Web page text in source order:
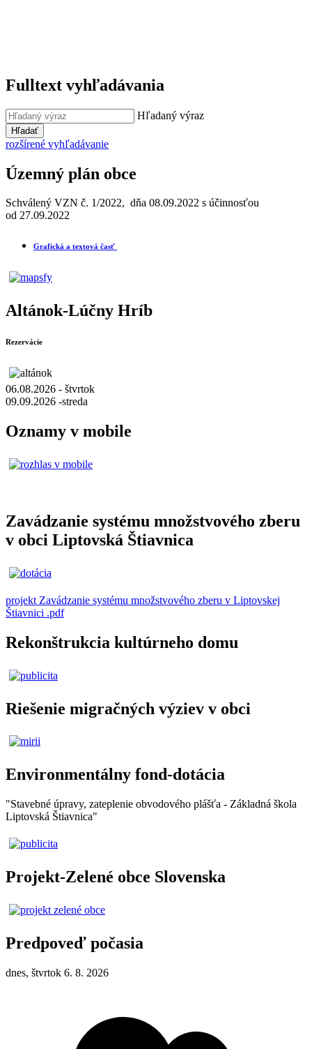
Fulltext vyhľadávania
Hľadaný výraz
Hľadať
rozšírené vyhľadávanie
Územný plán obce
Schválený VZN č. 1/2022, dňa 08.09.2022 s účinnosťou
od 27.09.2022
Grafická a textová časť
Altánok-Lúčny Hríb
Rezervácie
06.08.2026 - štvrtok
09.09.2026 -streda
Oznamy v mobile
Zavádzanie systému množstvového zberu
v obci Liptovská Štiavnica
projekt Zavádzanie systému množstvového zberu v Liptovskej
Štiavnici .pdf
Rekonštrukcia kultúrneho domu
Riešenie migračných výziev v obci
Environmentálny fond-dotácia
"Stavebné úpravy, zateplenie obvodového plášťa - Základná škola
Liptovská Štiavnica"
Projekt-Zelené obce Slovenska
Predpoveď počasia
dnes, štvrtok 6. 8. 2026